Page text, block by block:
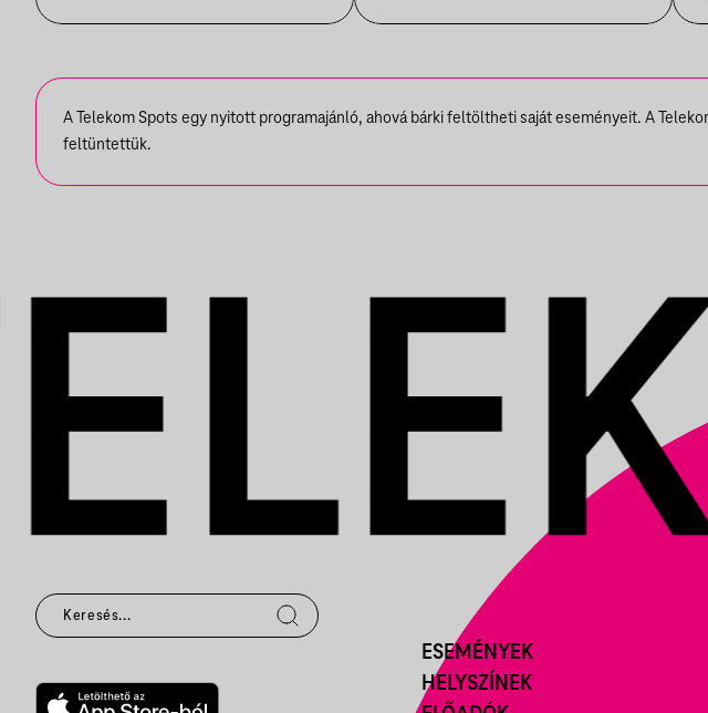
MŰVÉSZTELEP
DUNYIBAN
A Telekom Spots egy nyitott programajánló, ahová bárki feltöltheti saját eseményeit. A
feltüntettük.
ESEMÉNYEK
HELYSZÍNEK